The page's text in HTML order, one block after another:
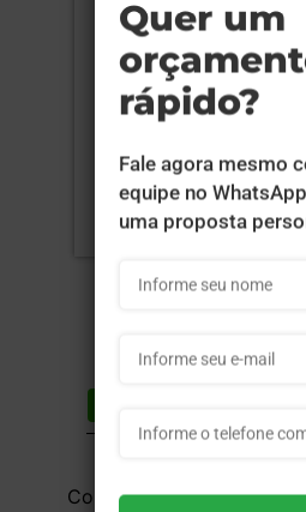
DESCRIÇÃO DO
Couchê 300g - 4x0 -